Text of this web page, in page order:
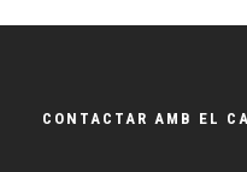
CONTACTAR AMB EL